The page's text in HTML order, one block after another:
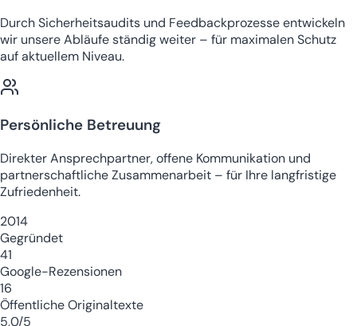
Durch Sicherheitsaudits und Feedbackprozesse entwickeln
wir unsere Abläufe ständig weiter – für maximalen Schutz
auf aktuellem Niveau.
Persönliche Betreuung
Direkter Ansprechpartner, offene Kommunikation und
partnerschaftliche Zusammenarbeit – für Ihre langfristige
Zufriedenheit.
2014
Gegründet
41
Google-Rezensionen
16
Öffentliche Originaltexte
5,0/5